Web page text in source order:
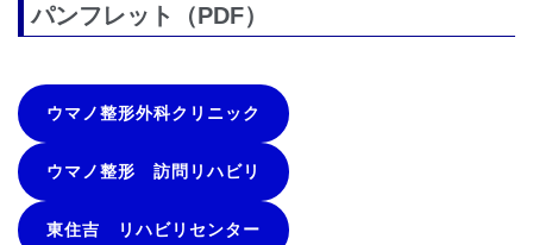
パンフレット（PDF）
ウマノ整形外科クリニック
ウマノ整形 訪問リハビリ
東住吉 リハビリセンター